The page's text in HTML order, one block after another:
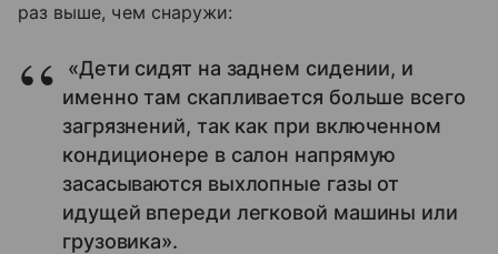
раз выше, чем снаружи:
«Дети сидят на заднем сидении, и
именно там скапливается больше всего
загрязнений, так как при включенном
кондиционере в салон напрямую
засасываются выхлопные газы от
идущей впереди легковой машины или
грузовика».